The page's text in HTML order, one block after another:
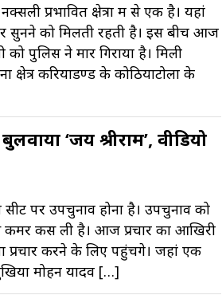
प्रभावित क्षेत्रों में से एक है। यहां
सुनने को मिलती रहती है। इस बीच आज
पुलिस ने मार गिराया है। मिली
क्षेत्र करियाडण्ड के कोठियाटोला के
‘जय श्रीराम’, वीडियो
पर उपचुनाव होना है। उपचुनाव को
कस ली है। आज प्रचार का आखिरी
प्रचार करने के लिए पहुंचेंगे। जहां एक
मोहन यादव […]